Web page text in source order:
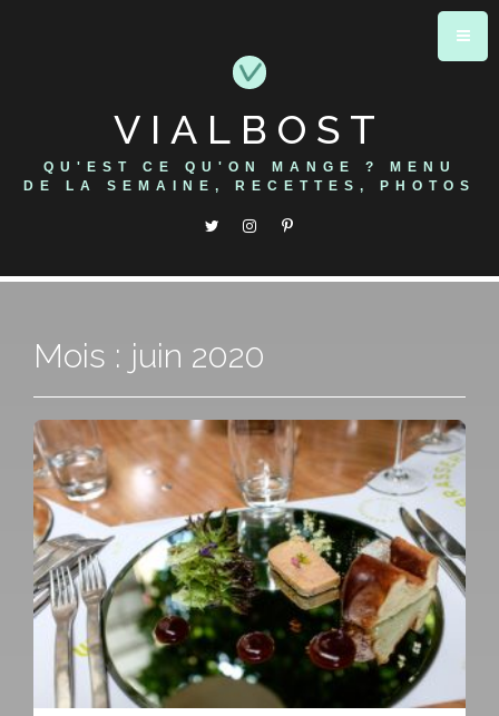
VIALBOST
QU'EST CE QU'ON MANGE ? MENU
DE LA SEMAINE, RECETTES, PHOTOS
Mois : juin 2020